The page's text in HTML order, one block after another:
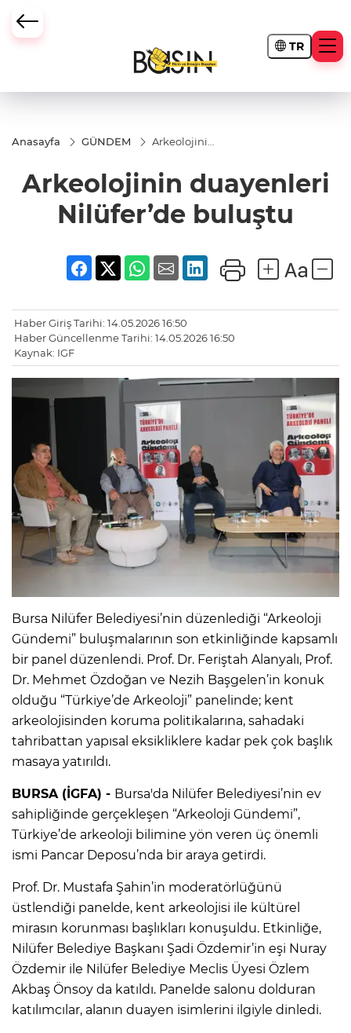
TR
Anasayfa GÜNDEM
Arkeolojinin
buluştu
Arkeolojinin duayenleri
Nilüfer’de buluştu
Haber Giriş Tarihi: 14.05.2026 16:50
Haber Güncellenme Tarihi: 14.05.2026 16:50
Kaynak: IGF
Bursa Nilüfer Belediyesi’nin düzenlediği “Arkeoloji
Gündemi” buluşmalarının son etkinliğinde kapsamlı
bir panel düzenlendi. Prof. Dr. Feriştah Alanyalı, Prof.
Dr. Mehmet Özdoğan ve Nezih Başgelen’in konuk
olduğu “Türkiye’de Arkeoloji” panelinde; kent
arkeolojisinden koruma politikalarına, sahadaki
tahribattan yapısal eksikliklere kadar pek çok başlık
masaya yatırıldı.
BURSA (İGFA) - Bursa'da Nilüfer Belediyesi’nin ev
sahipliğinde gerçekleşen “Arkeoloji Gündemi”,
Türkiye’de arkeoloji bilimine yön veren üç önemli
ismi Pancar Deposu’nda bir araya getirdi.
Prof. Dr. Mustafa Şahin’in moderatörlüğünü
üstlendiği panelde, kent arkeolojisi ile kültürel
mirasın korunması başlıkları konuşuldu. Etkinliğe,
Nilüfer Belediye Başkanı Şadi Özdemir’in eşi Nuray
Özdemir ile Nilüfer Belediye Meclis Üyesi Özlem
Akbaş Önsoy da katıldı. Panelde salonu dolduran
katılımcılar, alanın duayen isimlerini ilgiyle dinledi.